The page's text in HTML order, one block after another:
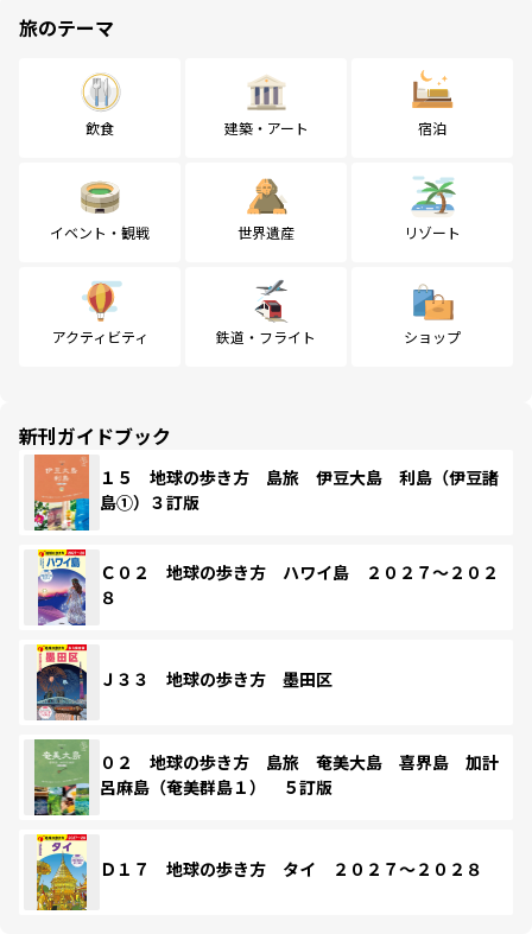
旅のテーマ
飲食 建築・アート 宿泊
イベント・観戦 世界遺産 リゾート
アクティビティ 鉄道・フライト ショップ
新刊ガイドブック
１５ 地球の歩き方 島旅 伊豆大島 利島（伊豆諸
島①）３訂版
Ｃ０２ 地球の歩き方 ハワイ島 ２０２７～２０２
８
Ｊ３３ 地球の歩き方 墨田区
０２ 地球の歩き方 島旅 奄美大島 喜界島 加計
呂麻島（奄美群島１） ５訂版
Ｄ１７ 地球の歩き方 タイ ２０２７～２０２８